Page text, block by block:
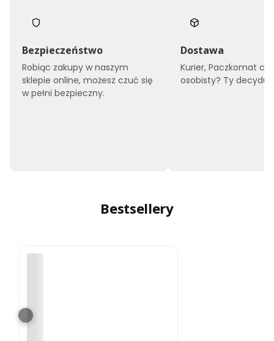
Bezpieczeństwo
Robiąc zakupy w naszym
sklepie online, możesz czuć się
w pełni bezpieczny.
Dostawa
Kurier, Paczkomat
osobisty? Ty
Bestsellery